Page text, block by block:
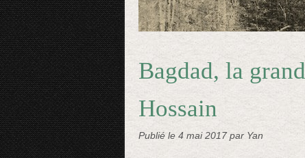
Bagdad, la
Hossain
Publié le 4 mai 2017par Yan